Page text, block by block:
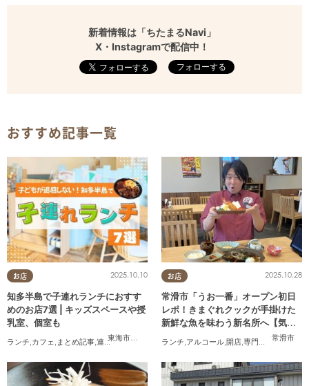
新着情報は「ちたまるNavi」
X・Instagramで配信中！
フォローする
おすすめ記事一覧
お店
東海市
,大府市 半田市, 常滑市,武豊町
2025.10.10
知多半島で子連れランチにおすす
めのお店7選 | キッズスペースや授
乳室、個室も
ランチ,カフェ, まとめ記事,連載 ,親子 個室
お店
常滑市
2025.10.28
常滑市「うお一番」オープン初日
レポ！きまぐれクックが手掛けた
新鮮な魚を味わう新名所へ【気に
なるリサーチ#31】
ランチ,アルコール,開店,専門店 気になる